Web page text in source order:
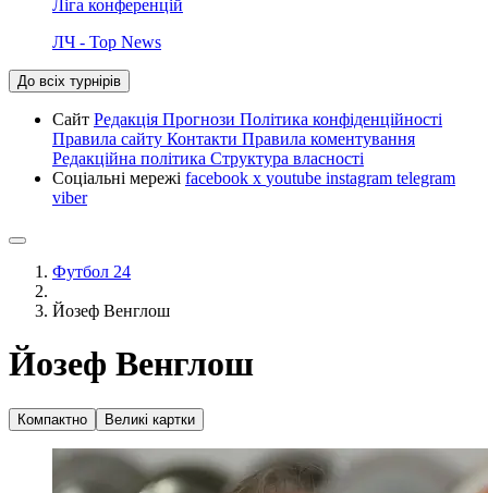
Ліга конференцій
ЛЧ - Top News
До всіх турнірів
Сайт Редакція Прогнози Політика конфіденційності
Правила сайту Контакти Правила коментування
Редакційна політика Структура власності
Соціальні мережі facebook x youtube instagram telegram
viber
Футбол 24
Йозеф Венглош
Йозеф Венглош
Компактно Великі картки